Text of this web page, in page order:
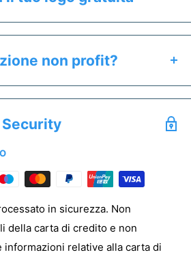
& Anteprima" per:
esatto del prodotto
senza stampa
non profit?
non profit hai diritto a prezzi
clicca
Security
in sicurezza. Non
della carta di credito e non
informazioni relative alla carta di